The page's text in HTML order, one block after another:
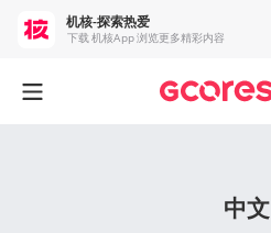
中文
机核-探索热爱
下载 机核App 浏览更多精彩内容